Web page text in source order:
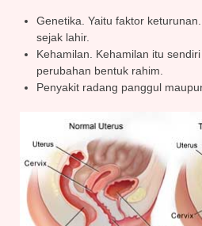
Genetika. Yaitu faktor
sejak lahir.
Kehamilan. Kehamilan itu
perubahan bentuk rahim.
Penyakit radang panggul